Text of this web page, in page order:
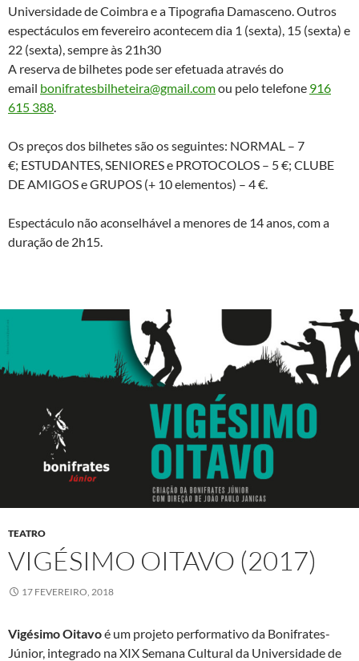
Universidade de Coimbra e a Tipografia Damasceno. Outros
espectáculos em fevereiro acontecem dia 1 (sexta), 15 (sexta) e
22 (sexta), sempre às 21h30
A reserva de bilhetes pode ser efetuada através do
email bonifratesbilheteira@gmail.comou pelo telefone 916
615 388.
Os preços dos bilhetes são os seguintes: NORMAL – 7
€; ESTUDANTES, SENIORES e PROTOCOLOS – 5 €; CLUBE
DE AMIGOS e GRUPOS (+ 10 elementos) – 4 €.
Espectáculo não aconselhável a menores de 14 anos, com a
duração de 2h15.
TEATRO
VIGÉSIMO OITAVO (2017)
17 FEVEREIRO, 2018
Vigésimo Oitavoé um projeto performativo da Bonifrates-
Júnior, integrado na XIX Semana Cultural da Universidade de